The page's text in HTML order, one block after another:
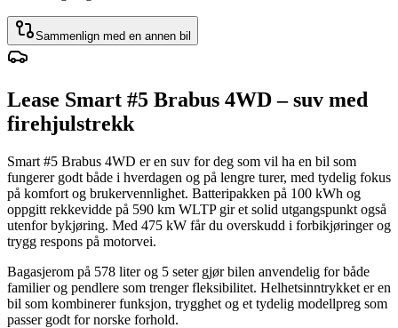
Sammenlign med en annen bil
Lease Smart #5 Brabus 4WD – suv med
firehjulstrekk
Smart #5 Brabus 4WD er en suv for deg som vil ha en bil som
fungerer godt både i hverdagen og på lengre turer, med tydelig fokus
på komfort og brukervennlighet. Batteripakken på 100 kWh og
oppgitt rekkevidde på 590 km WLTP gir et solid utgangspunkt også
utenfor bykjøring. Med 475 kW får du overskudd i forbikjøringer og
trygg respons på motorvei.
Bagasjerom på 578 liter og 5 seter gjør bilen anvendelig for både
familier og pendlere som trenger fleksibilitet. Helhetsinntrykket er en
bil som kombinerer funksjon, trygghet og et tydelig modellpreg som
passer godt for norske forhold.